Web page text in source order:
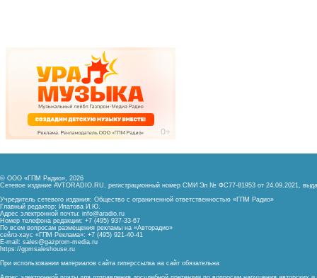
© ООО «ГПМ Радио», 2026
Сетевое издание AVTORADIO.RU, регистрационный номер СМИ Эл № ФС77-81953 от 24.09.2021,
Учредитель сетевого издания: Общество с ограниченной ответственностью «ГПМ Радио»
Главный редактор: Ипатова И.Ю.
Адрес электронной почты: info@aradio.ru
Номер телефона редакции: +7 (495) 937-33-67
По всем вопросам размещения рекламы на «Авторадио»
сейлз-хаус «ГПМ Реклама»: +7 (495) 921-40-41
E-mail: sales@gazprom-media.ru
https://gpmsaleshouse.ru
При использовании материалов сайта гиперссылка на сайт обязательна